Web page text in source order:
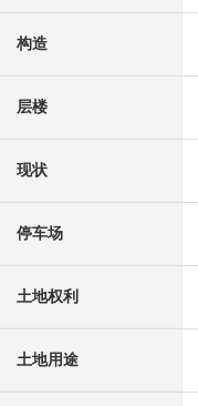
构造
层楼
现状
停车场
土地权利
土地用途